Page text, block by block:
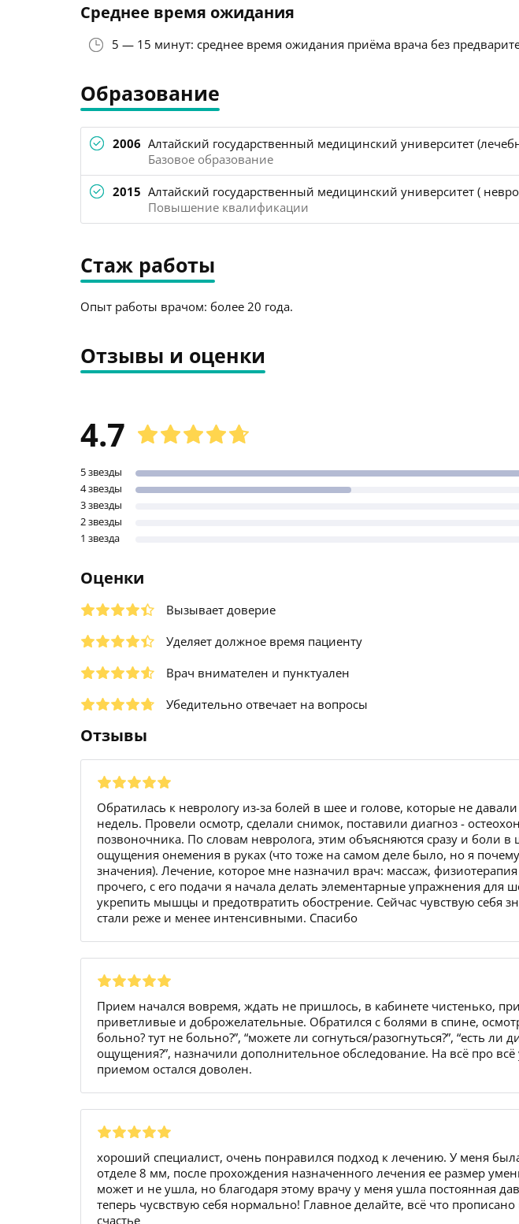
Среднее время ожидания
5 — 15 минут: среднее время ожидания приёма врача без
Образование
2006 Алтайский государственный медицинский университет
Базовое образование
2015 Алтайский государственный медицинский университет (
Повышение квалификации
Стаж работы
Опыт работы врачом: более 20 года.
Отзывы и оценки
4.7
5 звезды
4 звезды
3 звезды
2 звезды
1 звезда
Оценки
Вызывает доверие
Уделяет должное время пациенту
Врач внимателен и пунктуален
Убедительно отвечает на вопросы
Отзывы
Обратилась к неврологу из-за болей в шее и голове, которые не
недель. Провели осмотр, сделали снимок, поставили диагноз -
позвоночника. По словам невролога, этим объясняются сразу и боли
ощущения онемения в руках (что тоже на самом деле было, но я
значения). Лечение, которое мне назначил врач: массаж,
прочего, с его подачи я начала делать элементарные упражнения для
укрепить мышцы и предотвратить обострение. Сейчас чувствую себя
стали реже и менее интенсивными. Спасибо
Прием начался вовремя, ждать не пришлось, в кабинете чистенько,
приветливые и доброжелательные. Обратился с болями в спине,
больно? тут не больно?”, “можете ли согнуться/разогнуться?”, “есть
ощущения?”, назначили дополнительное обследование. На всё про
приемом остался доволен.
хороший специалист, очень понравился подход к лечению. У меня
отделе 8 мм, после прохождения назначенного лечения ее размер
может и не ушла, но благодаря этому врачу у меня ушла постоянная
теперь чусвствую себя нормально! Главное делайте, всё что
счастье